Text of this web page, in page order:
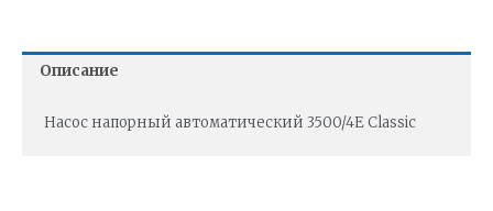
Описание
Насос напорный автоматический 3500/4Е Classic